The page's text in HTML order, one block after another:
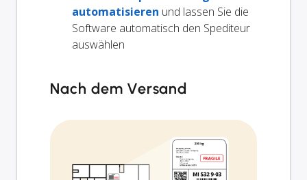
automatisieren und lassen Sie die
Software automatisch den Spediteur
auswählen
Nach dem Versand